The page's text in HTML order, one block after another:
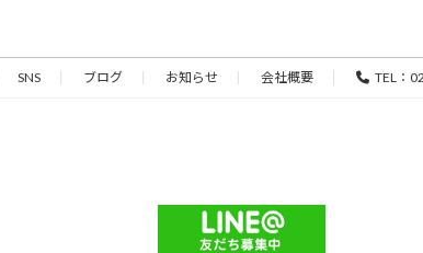
SNS ブログ お知らせ 会社概要 TEL：